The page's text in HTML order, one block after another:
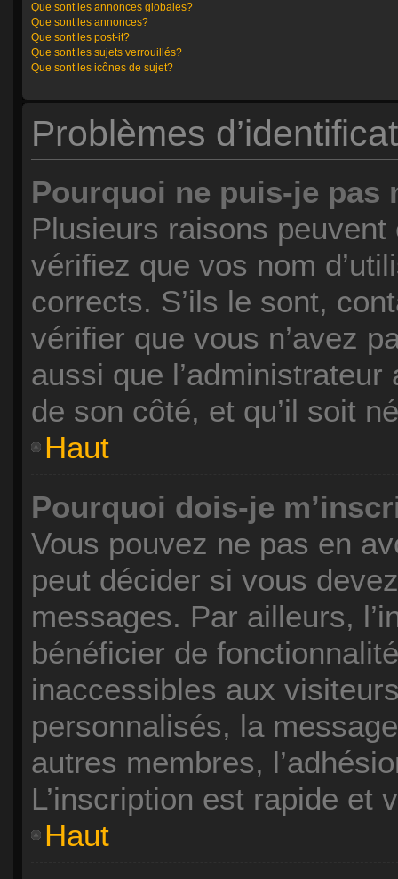
Que sont les annonces globales?
Que sont les annonces?
Que sont les post-it?
Que sont les sujets verrouillés?
Que sont les icônes de sujet?
Problèmes
Pourquoi ne puis-je pas
Plusieurs raisons
vérifiez que vos nom
corrects. S’ils le sont,
vérifier que vous n’avez
aussi que
de son côté, et qu’il soit
Haut
Pourquoi dois-je
Vous pouvez ne pas en
peut décider si vous
messages. Par ailleurs,
bénéficier de
inaccessibles aux
personnalisés, la
autres membres,
L’inscription est rapide et
Haut